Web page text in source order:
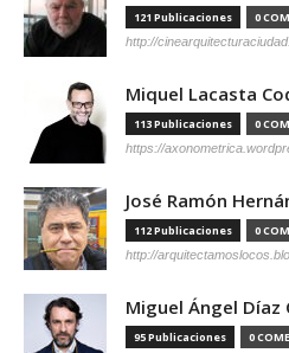
121 Publicaciones 0
http://
Miquel Lacasta
113 Publicaciones 0
https://
José Ramón
112 Publicaciones 0
http://
Miguel Ángel Díaz
95 Publicaciones 0